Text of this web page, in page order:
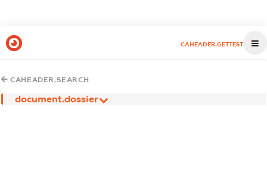
CAHEADER.GETTEST
CAHEADER.SEARCH
document.dossier